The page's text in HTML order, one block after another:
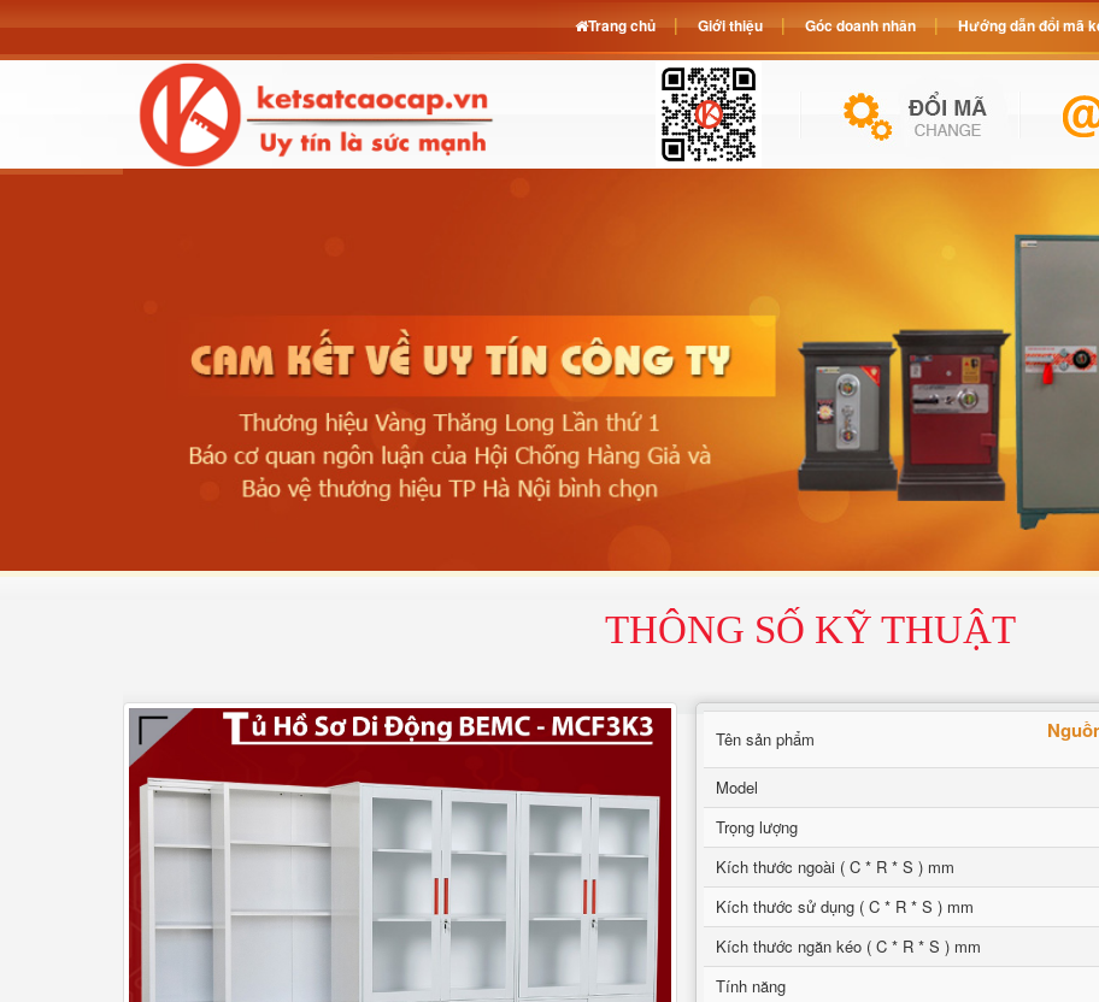
THÔNG SỐ KỸ THUẬT
Tên sản phẩm
Model
Trọng lượng
Kích thước ngoài ( C * R * S ) mm
Kích thước sử dụng ( C * R * S ) mm
Kích thước ngăn kéo ( C * R * S ) mm
Tính năng
Trang chủ Giới thiệu Góc doanh nhân Hướng dẫn đổi mã